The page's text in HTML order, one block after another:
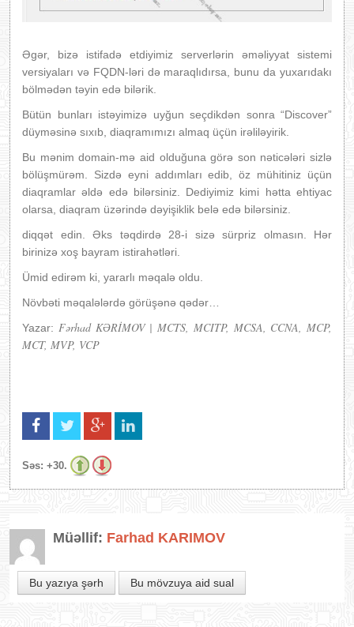
Əgər, bizə istifadə etdiyimiz serverlərin əməliyyat sistemi
versiyaları və FQDN-ləri də maraqlıdırsa, bunu da yuxarıdakı
bölmədən təyin edə bilərik.
Bütün bunları istəyimizə uyğun seçdikdən sonra “Discover”
düyməsinə sıxıb, diaqramımızı almaq üçün irəliləyirik.
Bu mənim domain-mə aid olduğuna görə son nəticələri sizlə
bölüşmürəm. Sizdə eyni addımları edib, öz mühitiniz üçün
diaqramlar əldə edə bilərsiniz. Dediyimiz kimi hətta ehtiyac
olarsa, diaqram üzərində dəyişiklik belə edə bilərsiniz.
diqqət edin. Əks təqdirdə 28-i sizə sürpriz olmasın. Hər
birinizə xoş bayram istirahətləri.
Ümid edirəm ki, yararlı məqalə oldu.
Növbəti məqalələrdə görüşənə qədər…
Yazar: Fərhad KƏRİMOV | MCTS, MCITP, MCSA, CCNA, MCP,
MCT, MVP, VCP
Səs: +30.
Müəllif: Farhad KARIMOV
Bu yazıya şərh Bu mövzuya aid sual